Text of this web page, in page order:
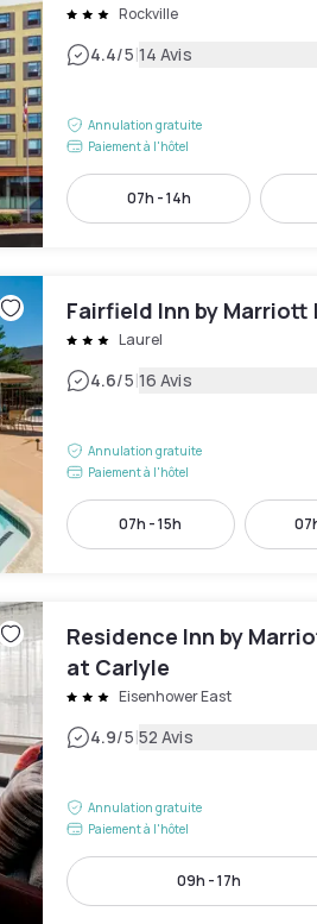
Rockville
4.4/5|14 Avis
Annulation gratuite
Paiement à l'hôtel
07h - 14h
Fairfield Inn by Marriott
Laurel
4.6/5|16 Avis
Annulation gratuite
Paiement à l'hôtel
07h - 15h
Residence Inn by
at Carlyle
Eisenhower East
4.9/5|52 Avis
Annulation gratuite
Paiement à l'hôtel
09h - 17h